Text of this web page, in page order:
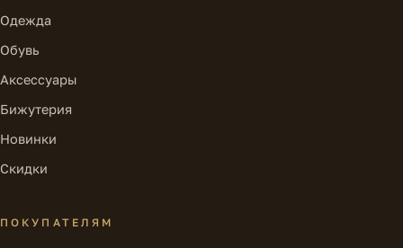
Одежда
Обувь
Аксессуары
Бижутерия
Новинки
Скидки
ПОКУПАТЕЛЯМ